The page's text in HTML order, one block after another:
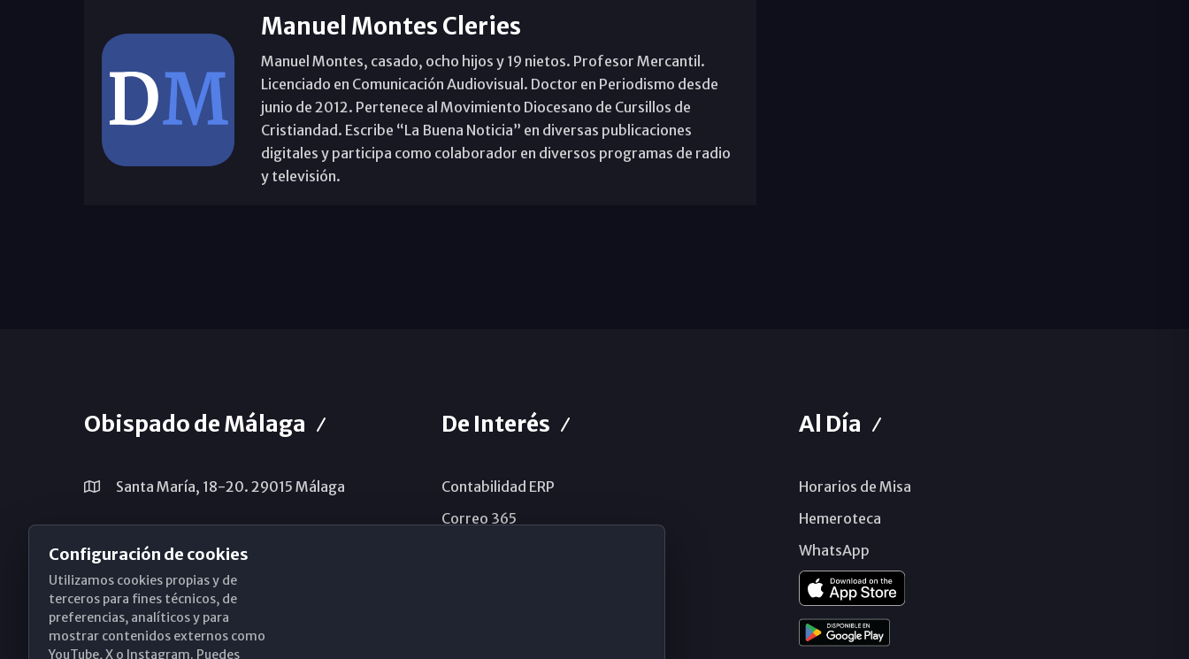
Manuel Montes Cleries
Manuel Montes, casado, ocho hijos y 19 nietos. Profesor Mercantil.
Licenciado en Comunicación Audiovisual. Doctor en Periodismo desde
junio de 2012. Pertenece al Movimiento Diocesano de Cursillos de
Cristiandad. Escribe “La Buena Noticia” en diversas publicaciones
digitales y participa como colaborador en diversos programas de radio
y televisión.
Obispado de Málaga
Santa María, 18-20. 29015 Málaga
obispado@diocesismalaga.es
De Interés
Contabilidad ERP
Correo 365
Al Día
Horarios de Misa
Hemeroteca
WhatsApp
Configuración de cookies
Utilizamos cookies propias y de
terceros para fines técnicos, de
preferencias, analíticos y para
mostrar contenidos externos como
YouTube, X o Instagram. Puedes